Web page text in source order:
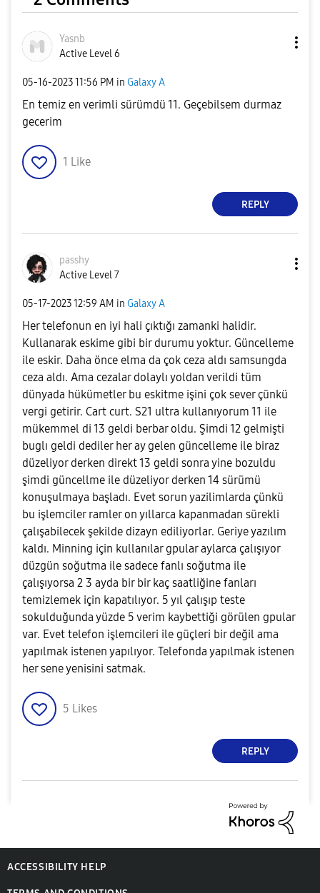
Yasnb
Active Level 6
‎05-16-202311:56 PM in Galaxy A
En temiz en verimli sürümdü 11. Geçebilsem durmaz
gecerim
1 Like
REPLY
passhy
Active Level 7
‎05-17-202312:59 AM in Galaxy A
Her telefonun en iyi hali çıktığı zamanki halidir.
Kullanarak eskime gibi bir durumu yoktur. Güncelleme
ile eskir. Daha önce elma da çok ceza aldı samsungda
ceza aldı. Ama cezalar dolaylı yoldan verildi tüm
dünyada hükümetler bu eskitme işini çok sever çünkü
vergi getirir. Cart curt. S21 ultra kullanıyorum 11 ile
mükemmel di 13 geldi berbar oldu. Şimdi 12 gelmişti
buglı geldi dediler her ay gelen güncelleme ile biraz
düzeliyor derken direkt 13 geldi sonra yine bozuldu
şimdi güncellme ile düzeliyor derken 14 sürümü
konuşulmaya başladı. Evet sorun yazilimlarda çünkü
bu işlemciler ramler on yıllarca kapanmadan sürekli
çalışabilecek şekilde dizayn ediliyorlar. Geriye yazılım
kaldı. Minning için kullanılar gpular aylarca çalışıyor
düzgün soğutma ile sadece fanlı soğutma ile
çalışıyorsa 2 3 ayda bir bir kaç saatliğine fanları
temizlemek için kapatılıyor. 5 yıl çalışıp teste
sokulduğunda yüzde 5 verim kaybettiği görülen gpular
var. Evet telefon işlemcileri ile güçleri bir değil ama
yapılmak istenen yapılıyor. Telefonda yapılmak istenen
her sene yenisini satmak.
5 Likes
REPLY
ACCESSIBILITY HELP